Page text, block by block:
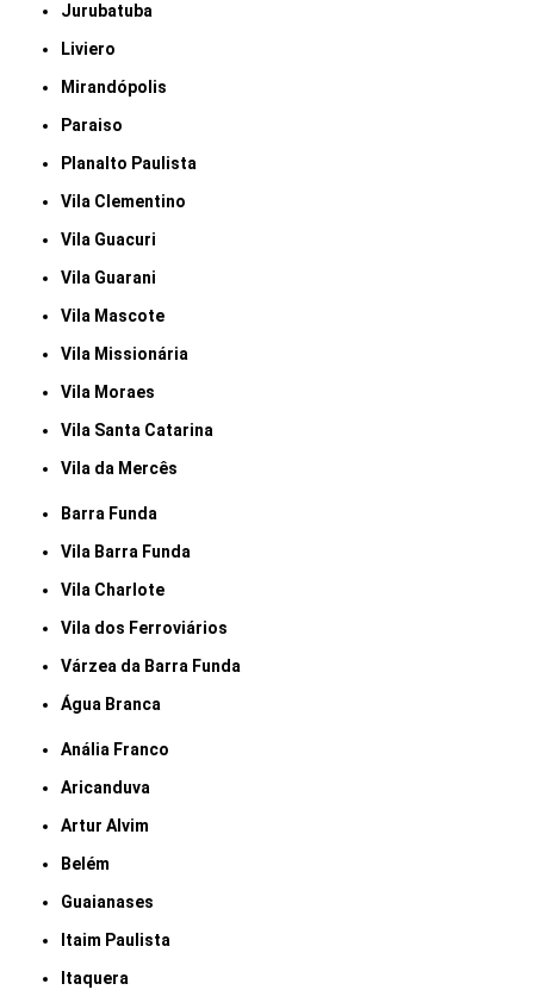
Jurubatuba
Liviero
Mirandópolis
Paraiso
Planalto Paulista
Vila Clementino
Vila Guacuri
Vila Guarani
Vila Mascote
Vila Missionária
Vila Moraes
Vila Santa Catarina
Vila da Mercês
Barra Funda
Vila Barra Funda
Vila Charlote
Vila dos Ferroviários
Várzea da Barra Funda
Água Branca
Anália Franco
Aricanduva
Artur Alvim
Belém
Guaianases
Itaim Paulista
Itaquera